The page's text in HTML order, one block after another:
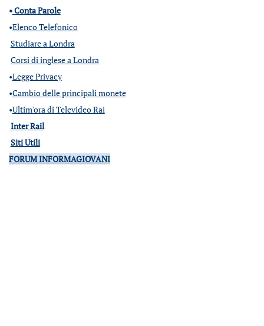
•Conta Parole
•Elenco Telefonico
Studiare a Londra
Corsi di inglese a Londra
•Legge Privacy
•Cambio delle principali monete
•Ultim'ora di Televideo Rai
Inter Rail
Siti Utili
FORUM INFORMAGIOVANI